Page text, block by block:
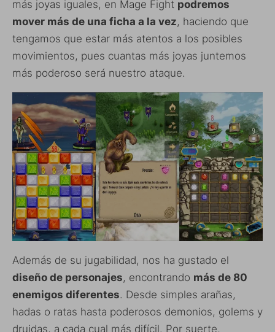
más joyas iguales, en Mage Fight podremos
mover más de una ficha a la vez, haciendo que
tengamos que estar más atentos a los posibles
movimientos, pues cuantas más joyas juntemos
más poderoso será nuestro ataque.
Además de su jugabilidad, nos ha gustado el
diseño de personajes, encontrando más de 80
enemigos diferentes. Desde simples arañas,
hadas o ratas hasta poderosos demonios, golems y
druidas, a cada cual más difícil. Por suerte,